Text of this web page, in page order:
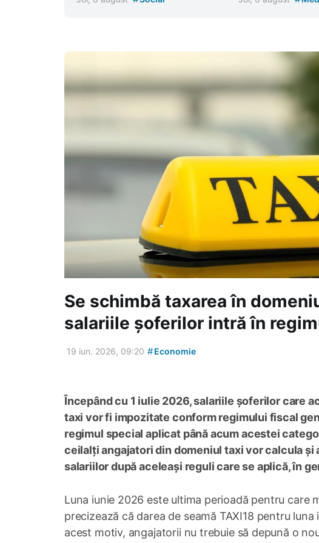
Se schimbă taxarea în
salariile șoferilor intră în
19 iun. 2026, 09:20 #Economie
Începând cu 1 iulie 2026, salariile șoferilor care
taxi vor fi impozitate conform regimului fiscal
regimul special aplicat până acum acestei
ceilalți angajatori din domeniul taxi vor calcula
salariilor după aceleași reguli care se aplică, în
Luna iunie 2026 este ultima perioadă pentru care
precizează că darea de seamă TAXI18 pentru
acest motiv, angajatorii nu trebuie să depună o